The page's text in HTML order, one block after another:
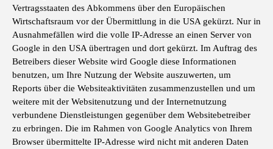
Vertragsstaaten des Abkommens über den Europäischen
Wirtschaftsraum vor der Übermittlung in die USA gekürzt. Nur in
Ausnahmefällen wird die volle IP-Adresse an einen Server von
Google in den USA übertragen und dort gekürzt. Im Auftrag des
Betreibers dieser Website wird Google diese Informationen
benutzen, um Ihre Nutzung der Website auszuwerten, um
Reports über die Websiteaktivitäten zusammenzustellen und um
weitere mit der Websitenutzung und der Internetnutzung
verbundene Dienstleistungen gegenüber dem Websitebetreiber
zu erbringen. Die im Rahmen von Google Analytics von Ihrem
Browser übermittelte IP-Adresse wird nicht mit anderen Daten